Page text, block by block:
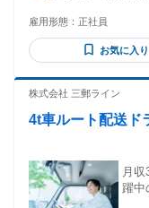
大型自動車運転免
方 ・小型移動式
―――――――――――――――― ✅
迎 ✅有資格者歓迎
》 ・ユニック運転
ど、 これから資格
などは会社負担の
雇用形態： 正社員
お気に入り
株式会社 三郵ライン
4t車ルート配送ド
月
躍中